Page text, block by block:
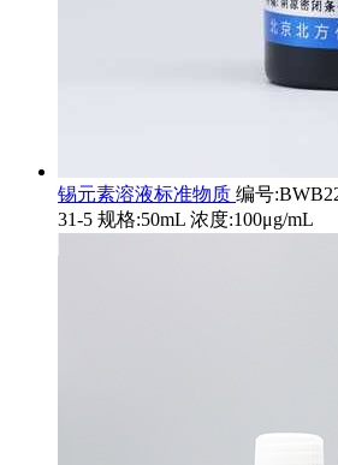
锡元素溶液标准物质 编号
31-5 规格:50mL 浓度:100μg/mL